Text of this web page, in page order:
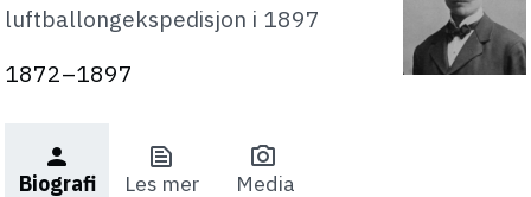
luftballongekspedisjon i 1897
1872–1897
person
Biografi
text_snippet
Les mer
photo_camera
Media